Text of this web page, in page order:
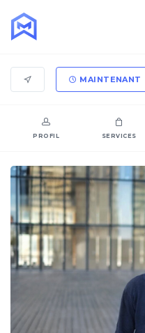
MAINTENANT
PROFIL SERVICES